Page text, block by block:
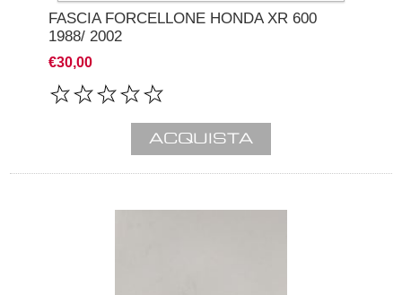
FASCIA FORCELLONE HONDA XR 600
1988/ 2002
€30,00